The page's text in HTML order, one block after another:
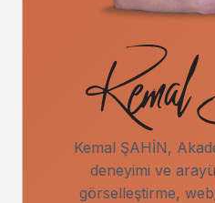
Kemal ŞAHİN,
deneyimi ve
görselleştirme,